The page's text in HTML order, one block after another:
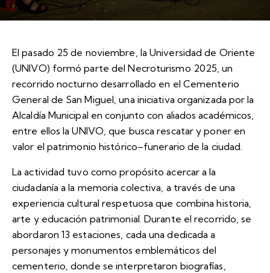
El pasado 25 de noviembre, la Universidad de Oriente
(UNIVO) formó parte del Necroturismo 2025, un
recorrido nocturno desarrollado en el Cementerio
General de San Miguel, una iniciativa organizada por la
Alcaldía Municipal en conjunto con aliados académicos,
entre ellos la UNIVO, que busca rescatar y poner en
valor el patrimonio histórico–funerario de la ciudad.
La actividad tuvo como propósito acercar a la
ciudadanía a la memoria colectiva, a través de una
experiencia cultural respetuosa que combina historia,
arte y educación patrimonial. Durante el recorrido, se
abordaron 13 estaciones, cada una dedicada a
personajes y monumentos emblemáticos del
cementerio, donde se interpretaron biografías,